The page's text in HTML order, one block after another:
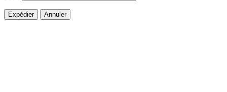
Expédier Annuler